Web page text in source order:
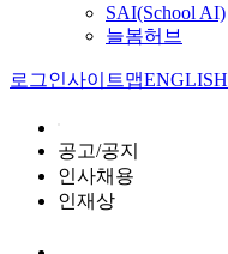
SAI(School AI)
늘봄허브
로그인사이트맵ENGLISH
공고/공지
인사채용
인재상